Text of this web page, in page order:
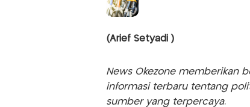
(Arief Setyadi )
News Okezone memberikan
informasi terbaru tentang
sumber yang terpercaya.